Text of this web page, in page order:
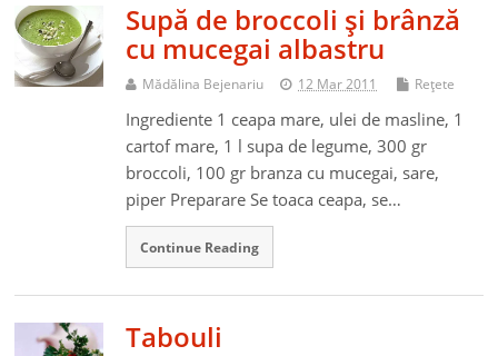
Supă de broccoli şi brânză
cu mucegai albastru
Mădălina Bejenariu 12 Mar 2011 Reţete
Ingrediente 1 ceapa mare, ulei de masline, 1
cartof mare, 1 l supa de legume, 300 gr
broccoli, 100 gr branza cu mucegai, sare,
piper Preparare Se toaca ceapa, se…
Continue Reading
Tabouli